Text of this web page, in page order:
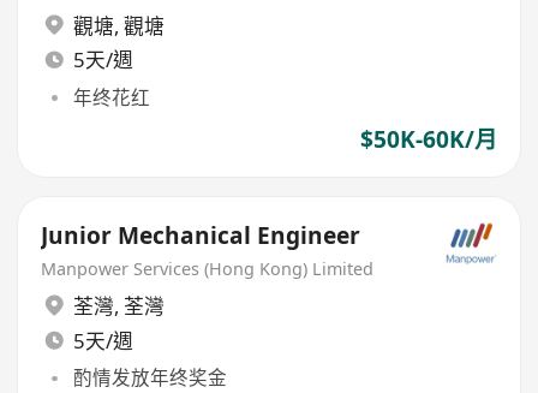
觀塘, 觀塘
5天/週
年终花红
$50K-60K/月
Junior Mechanical Engineer
Manpower Services (Hong Kong) Limited
荃灣, 荃灣
5天/週
酌情发放年终奖金